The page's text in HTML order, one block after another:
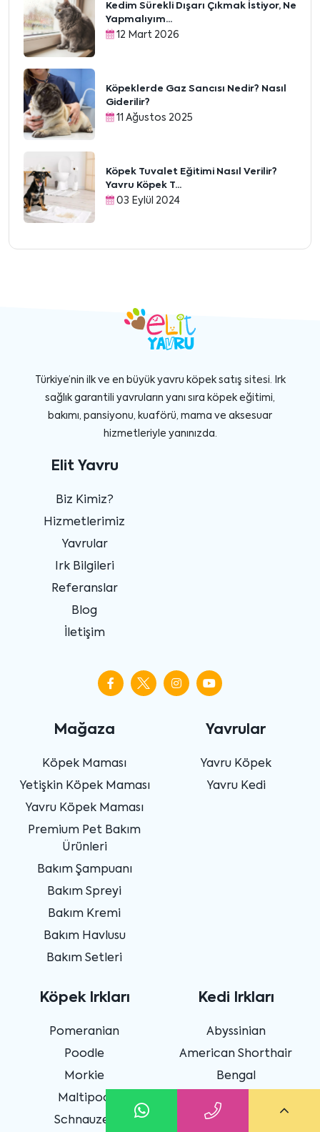
Kedim Sürekli Dışarı Çıkmak İstiyor, Ne
Yapmalıyım...
12 Mart 2026
Köpeklerde Gaz Sancısı Nedir? Nasıl
Giderilir?
11 Ağustos 2025
Köpek Tuvalet Eğitimi Nasıl Verilir?
Yavru Köpek T...
03 Eylül 2024
Türkiye’nin ilk ve en büyük yavru köpek satış sitesi. Irk
sağlık garantili yavruların yanı sıra köpek eğitimi,
bakımı, pansiyonu, kuaförü, mama ve aksesuar
hizmetleriyle yanınızda.
Elit Yavru
Biz Kimiz?
Hizmetlerimiz
Yavrular
Irk Bilgileri
Referanslar
Blog
İletişim
Mağaza
Köpek Maması
Yetişkin Köpek Maması
Yavru Köpek Maması
Premium Pet Bakım
Ürünleri
Bakım Şampuanı
Bakım Spreyi
Bakım Kremi
Bakım Havlusu
Bakım Setleri
Yavrular
Yavru Köpek
Yavru Kedi
Köpek Irkları
Pomeranian
Poodle
Morkie
Maltipoo
Schnauzer
Kedi Irkları
Abyssinian
American Shorthair
Bengal
British Shorthair